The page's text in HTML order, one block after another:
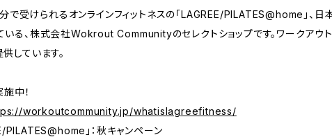
で受けられるオンラインフィットネスの「LAGREE/PILATES@home」、
る、株式会社Wokrout Communityのセレクトショップです。ワークアウ
しています。
中！
workoutcommunity.jp/whatislagreefitness/
PILATES@home」：秋キャンペーン